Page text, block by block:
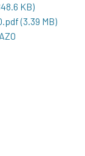
KB)
(3.39 MB)